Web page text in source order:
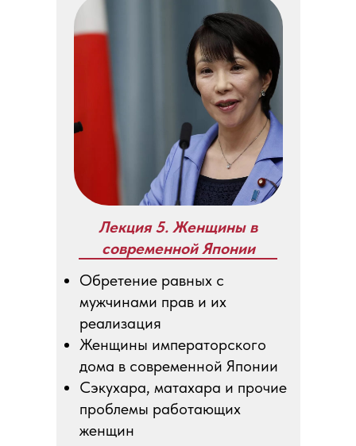
Лекция 5. Женщины в
современной Японии
Обретение равных с
мужчинами прав и их
реализация
Женщины императорского
дома в современной Японии
Сэкухара, матахара и прочие
проблемы работающих
женщин